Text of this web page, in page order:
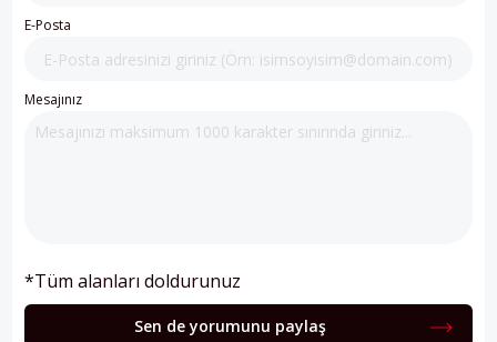
E-Posta
Mesajınız
*Tüm alanları doldurunuz
Sen de yorumunu paylaş